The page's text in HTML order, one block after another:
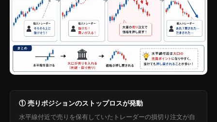
① 売りポジションのストップロスが発動
水平線付近で売りを保有していたトレーダーの損切り注文が自